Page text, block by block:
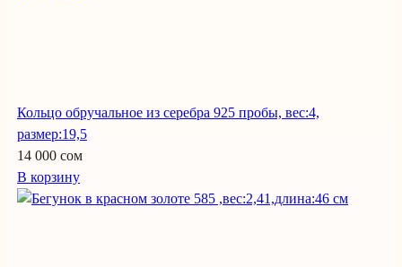
Кольцо обручальное из серебра 925 пробы, вес:4,
размер:19,5
14 000 сом
В корзину